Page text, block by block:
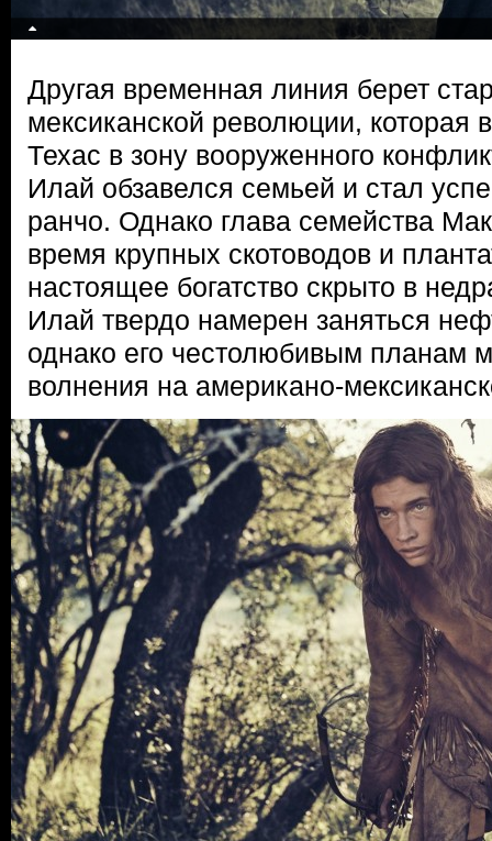
Другая временная линия берет
мексиканской революции, которая
Техас в зону вооруженного
Илай обзавелся семьей и стал
ранчо. Однако глава семейства
время крупных скотоводов и
настоящее богатство скрыто в
Илай твердо намерен заняться
однако его честолюбивым планам
волнения на американо-